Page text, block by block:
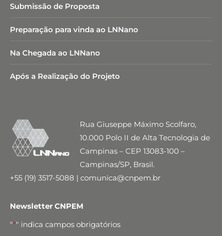
Submissão de Proposta
Preparação para vinda ao LNNano
Na Chegada ao LNNano
Após a Realização do Projeto
Rua Giuseppe Máximo Scolfaro,
10.000 Polo II de Alta Tecnologia de
Campinas – CEP 13083-100 –
Campinas/SP, Brasil.
+55 (19) 3517-5088 | comunica@cnpem.br
Newsletter CNPEM
"*" indica campos obrigatórios